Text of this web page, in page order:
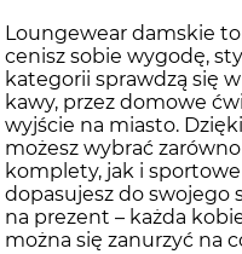
Loungewear damskie
cenisz sobie wygodę,
kategorii sprawdzą się
kawy, przez domowe
wyjście na miasto.
możesz wybrać
komplety, jak i
dopasujesz do swojego
na prezent – każda
można się zanurzyć na